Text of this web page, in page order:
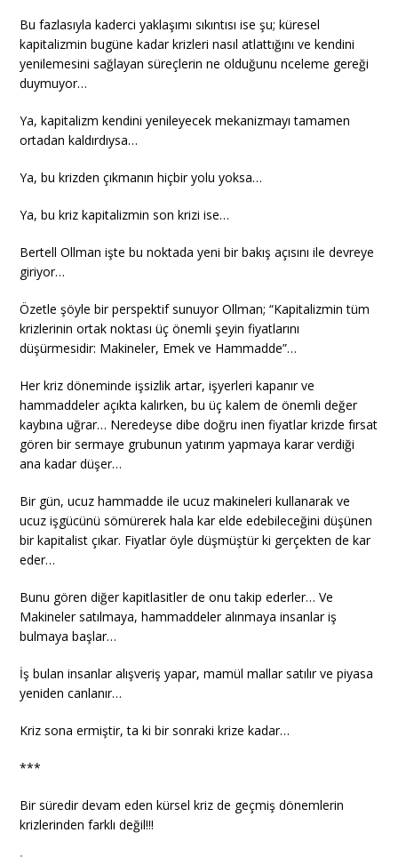
Bu fazlasıyla kaderci yaklaşımı sıkıntısı ise şu; küresel
kapitalizmin bugüne kadar krizleri nasıl atlattığını ve kendini
yenilemesini sağlayan süreçlerin ne olduğunu nceleme gereği
duymuyor…
Ya, kapitalizm kendini yenileyecek mekanizmayı tamamen
ortadan kaldırdıysa…
Ya, bu krizden çıkmanın hiçbir yolu yoksa…
Ya, bu kriz kapitalizmin son krizi ise…
Bertell Ollman işte bu noktada yeni bir bakış açısını ile devreye
giriyor…
Özetle şöyle bir perspektif sunuyor Ollman; “Kapitalizmin tüm
krizlerinin ortak noktası üç önemli şeyin fiyatlarını
düşürmesidir: Makineler, Emek ve Hammadde”…
Her kriz döneminde işsizlik artar, işyerleri kapanır ve
hammaddeler açıkta kalırken, bu üç kalem de önemli değer
kaybına uğrar… Neredeyse dibe doğru inen fiyatlar krizde fırsat
gören bir sermaye grubunun yatırım yapmaya karar verdiği
ana kadar düşer…
Bir gün, ucuz hammadde ile ucuz makineleri kullanarak ve
ucuz işgücünü sömürerek hala kar elde edebileceğini düşünen
bir kapitalist çıkar. Fiyatlar öyle düşmüştür ki gerçekten de kar
eder…
Bunu gören diğer kapitlasitler de onu takip ederler… Ve
Makineler satılmaya, hammaddeler alınmaya insanlar iş
bulmaya başlar…
İş bulan insanlar alışveriş yapar, mamül mallar satılır ve piyasa
yeniden canlanır…
Kriz sona ermiştir, ta ki bir sonraki krize kadar…
***
Bir süredir devam eden kürsel kriz de geçmiş dönemlerin
krizlerinden farklı değil!!!